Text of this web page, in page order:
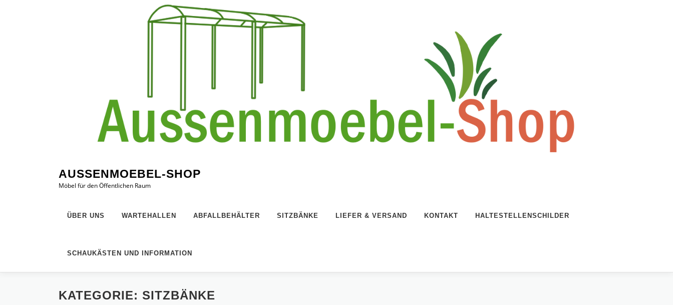
AUSSENMOEBEL-SHOP
Möbel für den Öffentlichen Raum
ÜBER UNS WARTEHALLEN ABFALLBEHÄLTER SITZBÄNKE LIEFER & VERSAND KONTAKT HALTESTELLENSCHILDER
SCHAUKÄSTEN UND INFORMATION
KATEGORIE: SITZBÄNKE